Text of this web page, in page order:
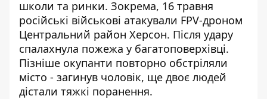
школи та ринки. Зокрема, 16 травня
російські військові атакували FPV-дроном
Центральний район Херсон. Після удару
спалахнула пожежа у багатоповерхівці.
Пізніше окупанти повторно обстріляли
місто - загинув чоловік, ще двоє людей
дістали тяжкі поранення.